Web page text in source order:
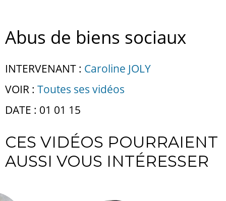
Abus de biens sociaux
INTERVENANT : Caroline JOLY
VOIR : Toutes ses vidéos
DATE : 01 01 15
CES VIDÉOS POURRAIENT
AUSSI VOUS INTÉRESSER